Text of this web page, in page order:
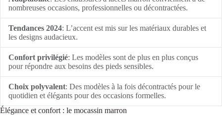
nombreuses occasions, professionnelles ou décontractées.
Tendances 2024: L’accent est mis sur les matériaux durables et
les designs audacieux.
Confort privilégié: Les modèles sont de plus en plus conçus
pour répondre aux besoins des pieds sensibles.
Choix polyvalent: Des modèles à la fois décontractés pour le
quotidien et élégants pour des occasions formelles.
Élégance et confort : le mocassin marron